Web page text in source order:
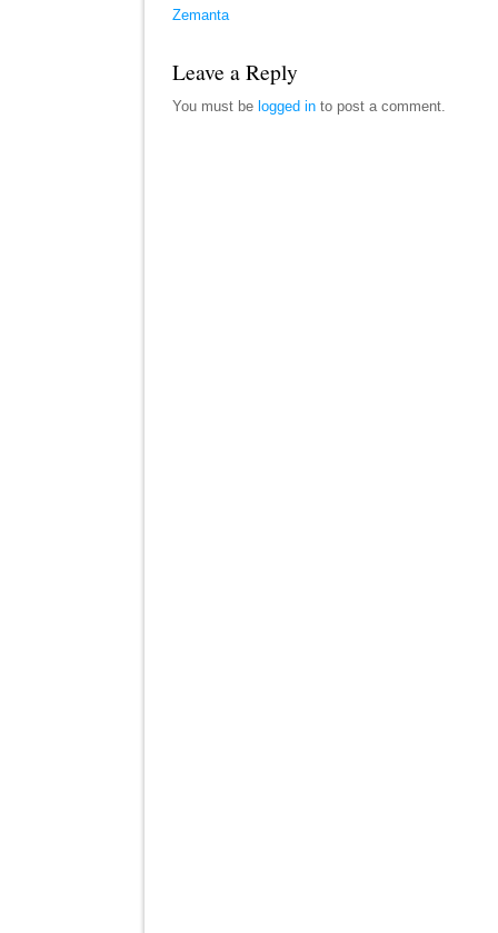
Zemanta
Leave a Reply
You must be logged in to post a comment.